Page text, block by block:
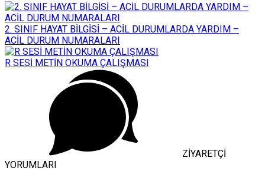
2. SINIF HAYAT BİLGİSİ – ACİL DURUMLARDA YARDIM –
ACİL DURUM NUMARALARI
R SESİ METİN OKUMA ÇALIŞMASI
ZİYARETÇİ
YORUMLARI